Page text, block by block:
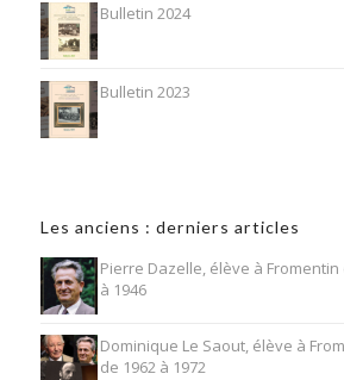
Bulletin 2024
Bulletin 2023
Les anciens : derniers articles
Pierre Dazelle, élève à Fromentin
à 1946
Dominique Le Saout, élève à
de 1962 à 1972